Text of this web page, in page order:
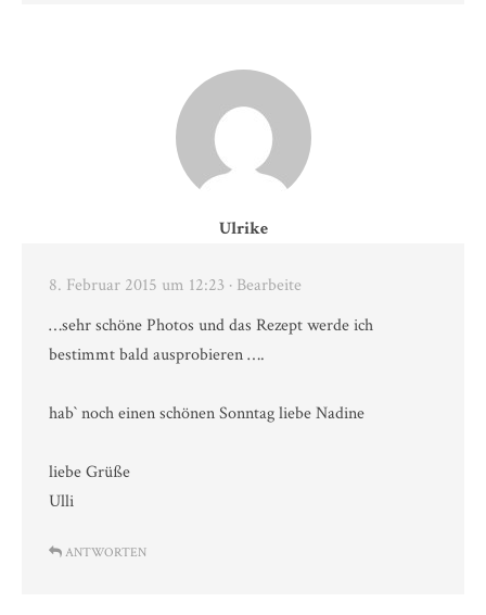
Ulrike
8. Februar 2015 um 12:23 · Bearbeite
…sehr schöne Photos und das Rezept werde ich
bestimmt bald ausprobieren ….
hab` noch einen schönen Sonntag liebe Nadine
liebe Grüße
Ulli
ANTWORTEN